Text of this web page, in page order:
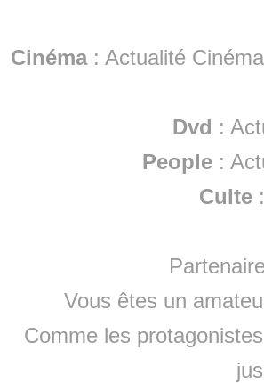
Cinéma: Actualité Cinéma
Dvd :
People :
Culte :
Vous êtes un
Comme les